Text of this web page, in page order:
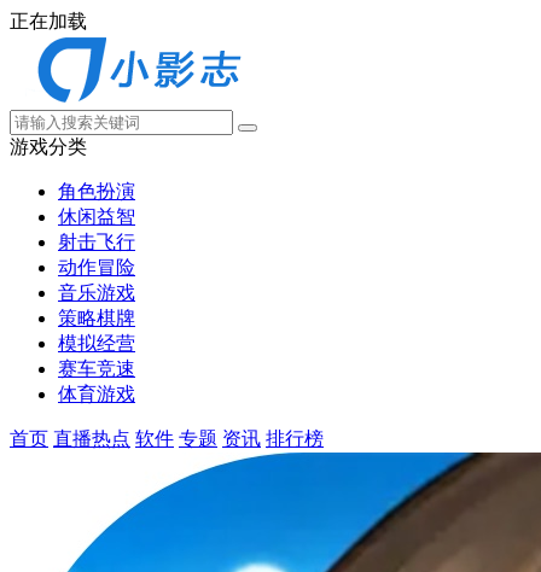
正在加载
游戏分类
角色扮演
休闲益智
射击飞行
动作冒险
音乐游戏
策略棋牌
模拟经营
赛车竞速
体育游戏
首页 直播热点 软件 专题 资讯 排行榜